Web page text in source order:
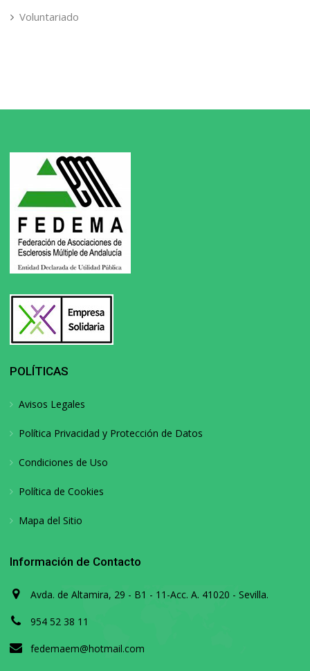
Voluntariado
POLÍTICAS
Avisos Legales
Política Privacidad y Protección de Datos
Condiciones de Uso
Política de Cookies
Mapa del Sitio
Información de Contacto
Avda. de Altamira, 29 - B1 - 11-Acc. A. 41020 - Sevilla.
954 52 38 11
fedemaem@hotmail.com